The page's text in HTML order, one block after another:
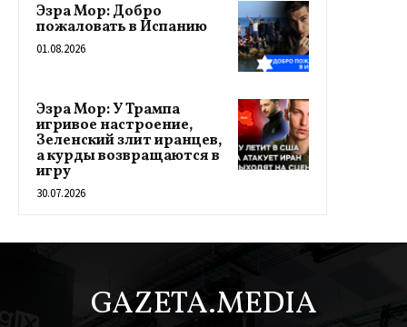
Эзра Мор: Добро
пожаловать в Испанию
01.08.2026
Эзра Мор: У Трампа
игривое настроение,
Зеленский злит иранцев,
а курды возвращаются в
игру
30.07.2026
GAZETA.MEDIA